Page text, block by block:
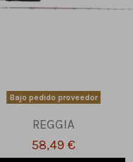
Bajo pedido proveedor
REGGIA
58,49 €